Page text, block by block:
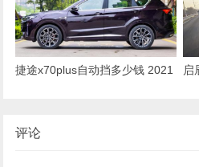
元起）
捷途x70plus自动挡多少钱 2021
启
评论